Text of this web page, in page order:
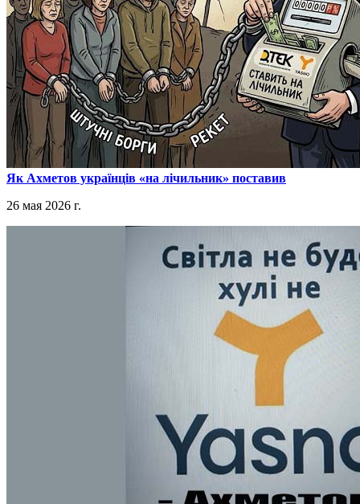
​Як Ахметов українців «на лічильник» поставив
26 мая 2026 г.